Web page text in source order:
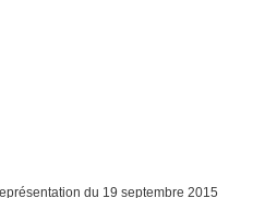
du 19 septembre 2015